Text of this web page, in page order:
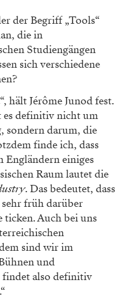
der Begriff „Tools“
die in
Studiengängen
sich verschiedene
hält Jérôme Junod fest.
es definitiv nicht um
sondern darum, die
finde ich, dass
Engländern einiges
Raum lautet die
. Das bedeutet, dass
sehr früh darüber
ticken. Auch bei uns
sind wir im
und
findet also definitiv